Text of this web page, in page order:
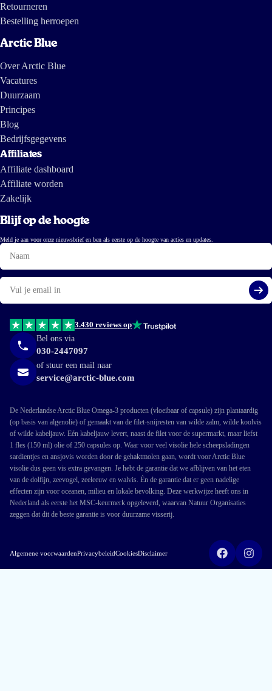
Retourneren
Bestelling herroepen
Arctic Blue
Over Arctic Blue
Vacatures
Duurzaam
Principes
Blog
Bedrijfsgegevens
Affiliates
Affiliate dashboard
Affiliate worden
Zakelijk
Blijf op de hoogte
Meld je aan voor onze nieuwsbrief en ben als eerste op de hoogte van acties en updates.
Naam
E-
mail
3.430 reviews op
Bel ons via
030-2447097
of stuur een mail naar
service@arctic-blue.com
De Nederlandse Arctic Blue Omega-3 producten (vloeibaar of capsule) zijn plantaardig
(op basis van algenolie) of gemaakt van de filet-snijresten van wilde zalm, wilde koolvis
of wilde kabeljauw. Eén kabeljauw levert, naast de filet voor de supermarkt, maar liefst
1 fles (150 ml) olie of 250 capsules op. Waar voor veel visolie hele scheepsladingen
sardientjes en ansjovis worden door de gehaktmolen gaan, wordt voor Arctic Blue
visolie dus geen vis extra gevangen. Je hebt de garantie dat we afblijven van het eten
van de dolfijn, zeevogel, zeeleeuw en walvis. Én de garantie dat er geen nadelige
effecten zijn voor oceanen, milieu en lokale bevolking. Deze werkwijze heeft ons in
Nederland als eerste het MSC-keurmerk opgeleverd, waarvan Natuur Organisaties
zeggen dat dit de beste garantie is voor duurzame visserij.
Algemene voorwaardenPrivacybeleidCookiesDisclaimer